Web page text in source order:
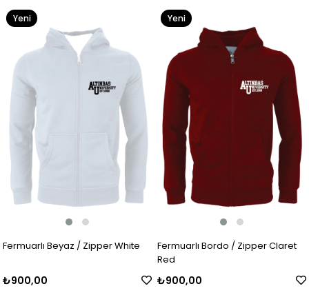
Fermuarlı Beyaz / Zipper White
₺900,00
Yeni
Fermuarlı Bordo / Zipper Claret
Red
₺900,00
Yeni